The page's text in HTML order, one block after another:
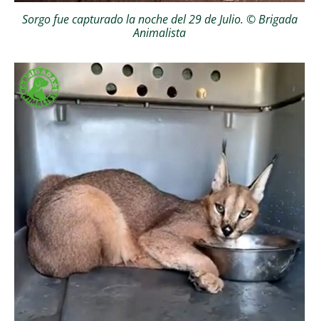
Sorgo fue capturado la noche del 29 de Julio. © Brigada
Animalista